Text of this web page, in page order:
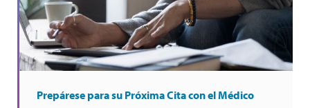
Prepárese para su Próxima Cita con el Médico